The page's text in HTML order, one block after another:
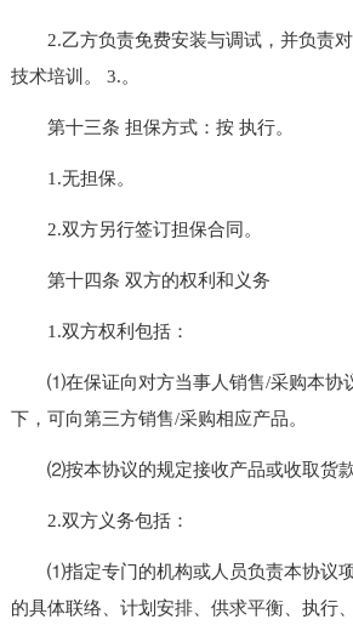
2.乙方负责免费安装与调试，并负责对
技术培训。 3.。
第十三条 担保方式：按 执行。
1.无担保。
2.双方另行签订担保合同。
第十四条 双方的权利和义务
1.双方权利包括：
⑴在保证向对方当事人销售/采购本协
下，可向第三方销售/采购相应产品。
⑵按本协议的规定接收产品或收取货款
2.双方义务包括：
⑴指定专门的机构或人员负责本协议项
的具体联络、计划安排、供求平衡、执行